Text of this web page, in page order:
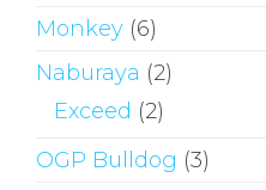
Monkey (6)
Naburaya (2)
Exceed (2)
OGP Bulldog (3)